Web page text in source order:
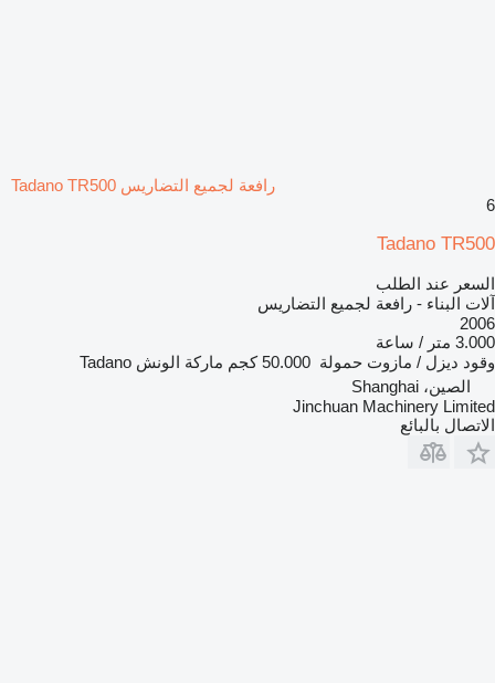
رافعة لجميع التضاريس Tadano TR500
6
Tadano TR500
السعر عند الطلب
آلات البناء - رافعة لجميع التضاريس
2006
3.000 متر / ساعة
وقود ديزل / مازوت حمولة 50.000 كجم ماركة الونش Tadano
الصين، Shanghai
Jinchuan Machinery Limited
الاتصال بالبائع